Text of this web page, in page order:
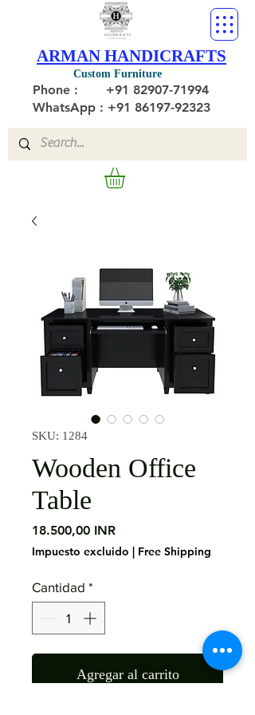
Custom Furniture
ARMAN HANDICRAFTS
Phone : +91 82907-71994
WhatsApp : +91 86197-92323
SKU: 1284
Wooden Office
Table
18.500,00 INRPrecio
Impuesto excluido | Free Shipping
Cantidad *
Agregar al carrito